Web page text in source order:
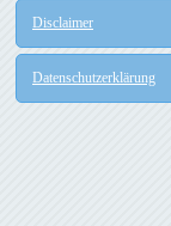
Disclaimer
Datenschutzerklärung